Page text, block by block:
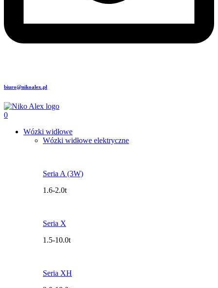
biuro@nikoalex.pl
0
Wózki widłowe
Wózki widłowe elektryczne
Seria A (3W)
1.6-2.0t
Seria X
1.5-10.0t
Seria XH